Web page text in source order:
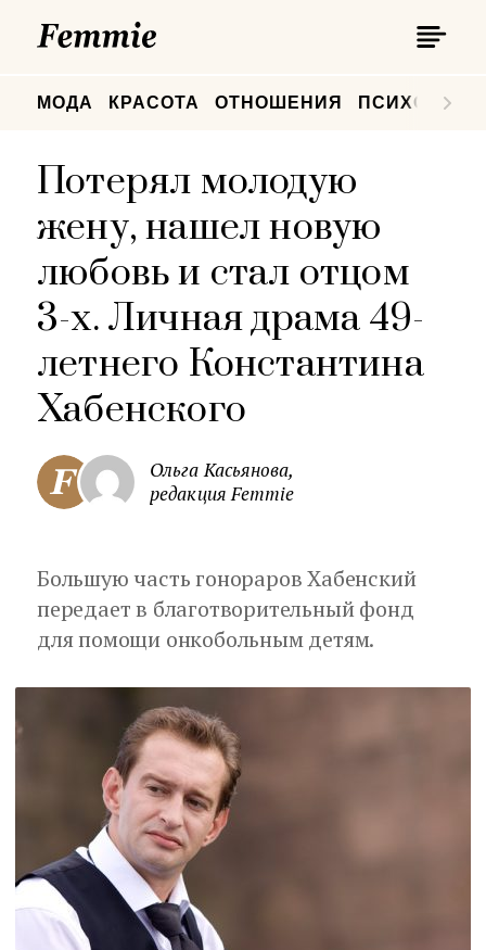
МОДА КРАСОТА ОТНОШЕНИЯ
Потерял молодую
жену, нашел новую
любовь и стал отцом
3-х. Личная драма 49-
летнего Константина
Хабенского
Ольга Касьянова,
редакция Femmie
Большую часть гонораров Хабенский
передает в благотворительный фонд
для помощи онкобольным детям.